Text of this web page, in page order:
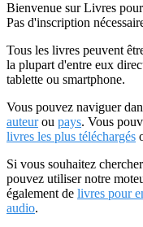
Bienvenue sur Livres
Pas d'inscription
Tous les livres peuvent
la plupart d'entre eux
tablette ou smartphone.
Vous pouvez naviguer
auteurou pays. Vous
livres les plus téléchargés
Si vous souhaitez
pouvez utiliser notre
également de livres pour
audio.